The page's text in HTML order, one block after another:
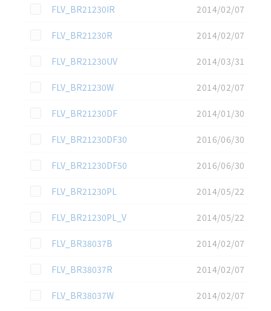
この資料を選択
FLV_BR21230IR
2014/02/07
この資料を選択
FLV_BR21230R
2014/02/07
この資料を選択
FLV_BR21230UV
2014/03/31
この資料を選択
FLV_BR21230W
2014/02/07
この資料を選択
FLV_BR21230DF
2014/01/30
この資料を選択
FLV_BR21230DF30
2016/06/30
この資料を選択
FLV_BR21230DF50
2016/06/30
この資料を選択
FLV_BR21230PL
2014/05/22
この資料を選択
FLV_BR21230PL_V
2014/05/22
この資料を選択
FLV_BR38037B
2014/02/07
この資料を選択
FLV_BR38037R
2014/02/07
この資料を選択
FLV_BR38037W
2014/02/07